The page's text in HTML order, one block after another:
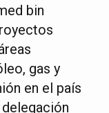
bin
gas y
en el país